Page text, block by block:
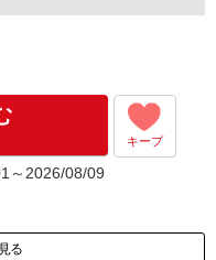
キープ
～2026/08/09
る